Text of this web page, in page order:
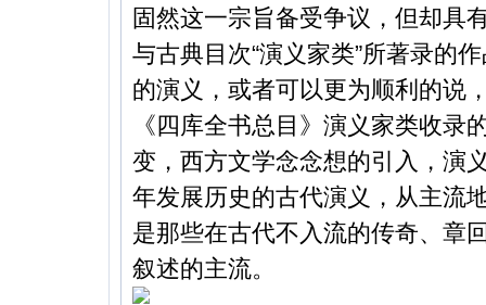
固然这一宗旨备受争议，但却具
与古典目次“演义家类”所著录的
的演义，或者可以更为顺利的说
《四库全书总目》演义家类收
变，西方文学念念想的引入，演
年发展历史的古代演义，从主流
是那些在古代不入流的传奇、章
叙述的主流。